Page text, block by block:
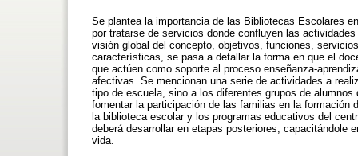
Se plantea la importancia de las Bibliotecas Escolares
por tratarse de servicios donde confluyen las
visión global del concepto, objetivos, funciones,
características, se pasa a detallar la forma en que el
que actúen como soporte al proceso enseñanza-
afectivas. Se mencionan una serie de actividades a
tipo de escuela, sino a los diferentes grupos de
fomentar la participación de las familias en la formación
la biblioteca escolar y los programas educativos del
deberá desarrollar en etapas posteriores, capacitándole
vida.